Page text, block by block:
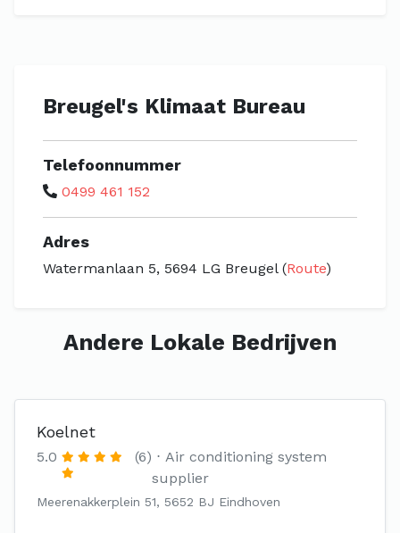
Breugel's Klimaat Bureau
Telefoonnummer
0499 461 152
Adres
Watermanlaan 5, 5694 LG Breugel (Route)
Andere Lokale Bedrijven
Koelnet
5.0 (6)
Air conditioning system
supplier
Meerenakkerplein 51, 5652 BJ Eindhoven